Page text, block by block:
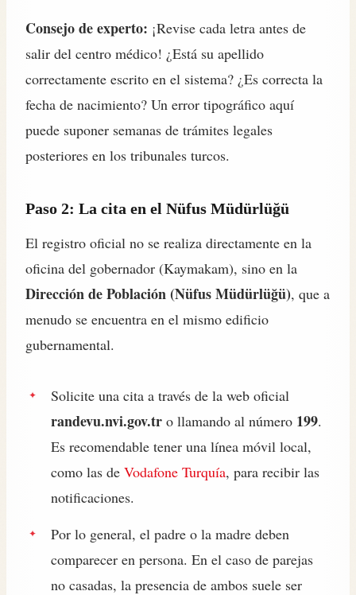
Consejo de experto: ¡Revise cada letra antes de
salir del centro médico! ¿Está su apellido
correctamente escrito en el sistema? ¿Es correcta la
fecha de nacimiento? Un error tipográfico aquí
puede suponer semanas de trámites legales
posteriores en los tribunales turcos.
Paso 2: La cita en el Nüfus Müdürlüğü
El registro oficial no se realiza directamente en la
oficina del gobernador (Kaymakam), sino en la
Dirección de Población (Nüfus Müdürlüğü), que a
menudo se encuentra en el mismo edificio
gubernamental.
Solicite una cita a través de la web oficial
randevu.nvi.gov.tr o llamando al número 199.
Es recomendable tener una línea móvil local,
como las de Vodafone Turquía, para recibir las
notificaciones.
Por lo general, el padre o la madre deben
comparecer en persona. En el caso de parejas
no casadas, la presencia de ambos suele ser